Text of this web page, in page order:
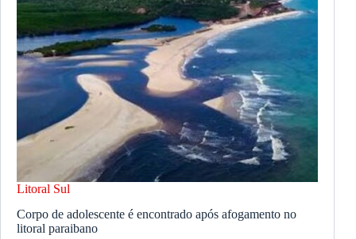
Litoral Sul
Corpo de adolescente é encontrado após afogamento no
litoral paraibano